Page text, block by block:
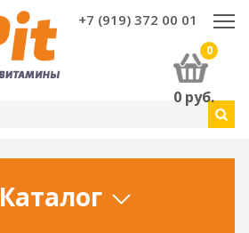
0
0 руб.
+7 (919) 372 00 01
Каталог